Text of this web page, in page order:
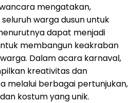
mengatakan,
warga dusun untuk
dapat menjadi
membangun keakraban
Dalam acara karnaval,
kreativitas dan
melalui berbagai pertunjukan,
kostum yang unik.